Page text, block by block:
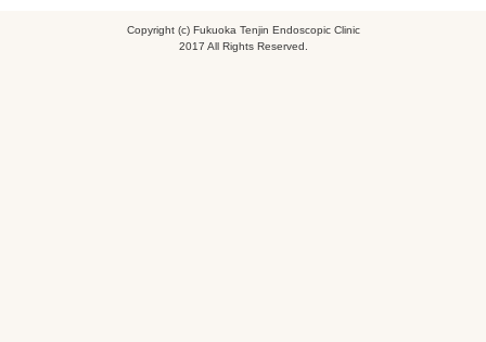
Copyright (c) Fukuoka Tenjin Endoscopic Clinic
2017 All Rights Reserved.